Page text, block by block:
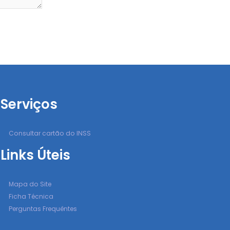
Serviços
Consultar cartão do INSS
Links Úteis
Mapa do Site
Ficha Técnica
Perguntas Frequêntes